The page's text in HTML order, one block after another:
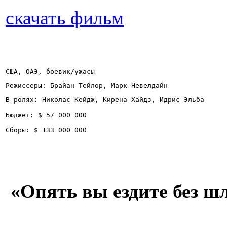
скачать фильм
США, ОАЭ, боевик/ужасы
Режиссеры: Брайан Тейлор, Марк Невелдайн
В ролях: Николас Кейдж, Кирена Хайдз, Идрис Эльба
Бюджет: $ 57 000 000
Сборы: $ 133 000 000
«Опять вы ездите без